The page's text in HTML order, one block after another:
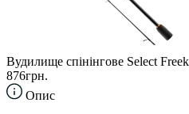
Вудилище спінінгове Select
876грн.
Опис